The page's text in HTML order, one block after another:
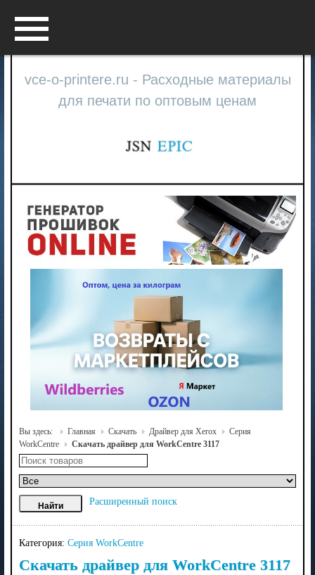
vce-o-printere.ru - Расходные материалы
для печати по оптовым ценам
Вы здесь: Главная Скачать Драйвер для Xerox
Серия
WorkCentre
Скачать драйвер для WorkCentre 3117
Расширенный поиск
Категория: Серия WorkCentre
Скачать драйвер для WorkCentre 3117